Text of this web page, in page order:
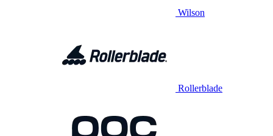
Wilson
Rollerblade